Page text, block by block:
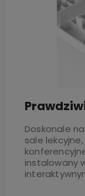
Doskonale
sale
instalowany